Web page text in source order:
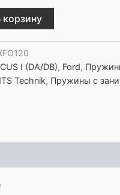
корзину
I (DA/DB), Ford,
Technik, Пружины с